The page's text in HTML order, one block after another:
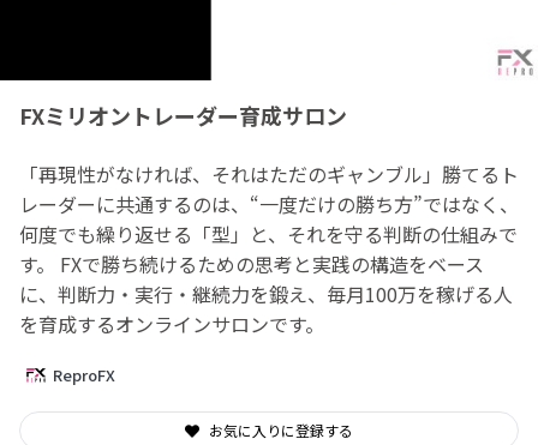
FXミリオントレーダー育成サロン
「再現性がなければ、それはただのギャンブル」勝てるト
レーダーに共通するのは、“一度だけの勝ち方”ではなく、
何度でも繰り返せる「型」と、それを守る判断の仕組みで
す。 FXで勝ち続けるための思考と実践の構造をベース
に、判断力・実行・継続力を鍛え、毎月100万を稼げる人
を育成するオンラインサロンです。
ReproFX
お気に入りに登録する